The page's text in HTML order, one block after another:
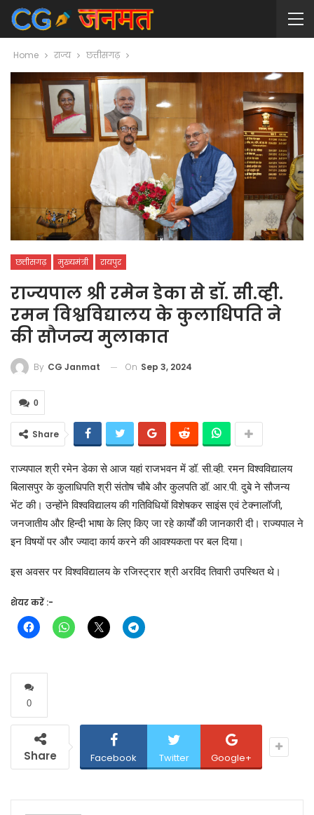
Home राज्य छत्तीसगढ़
छत्तीसगढ़ मुख्यमंत्री रायपुर
राज्यपाल श्री रमेन डेका से डॉ. सी.व्ही.
रमन विश्वविद्यालय के कुलाधिपति ने
की सौजन्य मुलाकात
By CG Janmat On Sep 3, 2024
0
Share
राज्यपाल श्री रमेन डेका से आज यहां राजभवन में डॉ. सी.व्ही. रमन विश्वविद्यालय
बिलासपुर के कुलाधिपति श्री संतोष चौबे और कुलपति डॉ. आर.पी. दुबे ने सौजन्य
भेंट की। उन्होंने विश्वविद्यालय की गतिविधियों विशेषकर साइंस एवं टेक्नालॉजी,
जनजातीय और हिन्दी भाषा के लिए किए जा रहे कार्यों की जानकारी दी। राज्यपाल ने
इन विषयों पर और ज्यादा कार्य करने की आवश्यकता पर बल दिया।
इस अवसर पर विश्वविद्यालय के रजिस्ट्रार श्री अरविंद तिवारी उपस्थित थे।
शेयर करें :-
0
Share Facebook Twitter Google+